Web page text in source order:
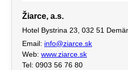
Žiarce, a.s.
Hotel Bystrina 23, 032 51
Email: info@ziarce.sk
Web: www.ziarce.sk
Tel: 0903 56 76 80